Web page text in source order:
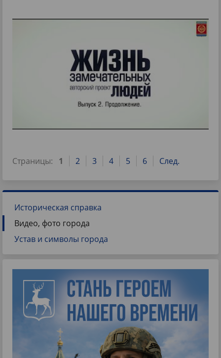
Страницы: 1 2 3 4 5 6 След.
Историческая справка
Видео, фото города
Устав и символы города